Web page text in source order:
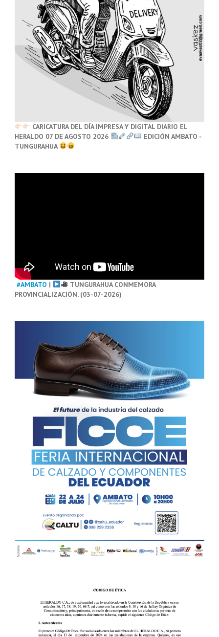
CARICATURA DEL DÍA IMPRESA Y DIGITAL DIARIO EL
HERALDO 07 DE AGOSTO 2026
EDICIÓN AMBATO -
TUNGURAHUA
#AMBATO |
TUNGURAHUA CONMEMORA
PROVINCIALIZACIÓN. (03-07-2026)